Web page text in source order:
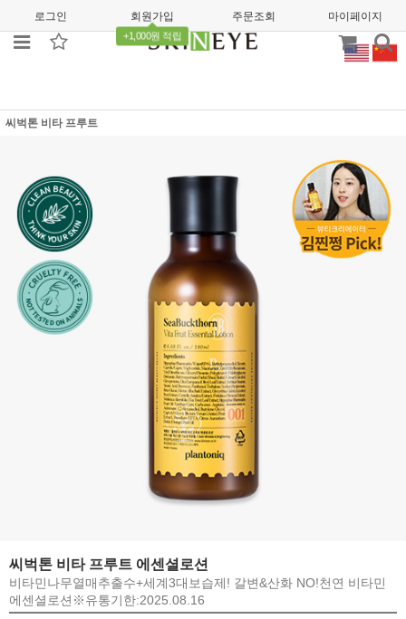
로그인 회원가입
+1,000원 적립
주문조회 마이페이지
씨벅톤 비타 프루트
씨벅톤 비타 프루트 에센셜로션
비타민나무열매추출수+세계3대보습제! 갈변&산화 NO!천연 비타민
에센셜로션※유통기한:2025.08.16